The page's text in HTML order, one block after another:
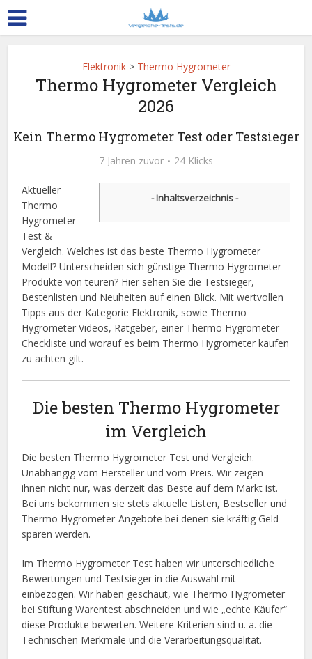
Elektronik> Thermo Hygrometer
Thermo Hygrometer Vergleich
2026
Kein Thermo Hygrometer Test oder Testsieger
7 Jahren zuvor 24 Klicks
- Inhaltsverzeichnis -
Aktueller
Thermo
Hygrometer
Test &
Vergleich. Welches ist das beste Thermo Hygrometer
Modell? Unterscheiden sich günstige Thermo Hygrometer-
Produkte von teuren? Hier sehen Sie die Testsieger,
Bestenlisten und Neuheiten auf einen Blick. Mit wertvollen
Tipps aus der Kategorie Elektronik, sowie Thermo
Hygrometer Videos, Ratgeber, einer Thermo Hygrometer
Checkliste und worauf es beim Thermo Hygrometer kaufen
zu achten gilt.
Die besten Thermo Hygrometer
im Vergleich
Die besten Thermo Hygrometer Test und Vergleich.
Unabhängig vom Hersteller und vom Preis. Wir zeigen
ihnen nicht nur, was derzeit das Beste auf dem Markt ist.
Bei uns bekommen sie stets aktuelle Listen, Bestseller und
Thermo Hygrometer-Angebote bei denen sie kräftig Geld
sparen werden.
Im Thermo Hygrometer Test haben wir unterschiedliche
Bewertungen und Testsieger in die Auswahl mit
einbezogen. Wir haben geschaut, wie Thermo Hygrometer
bei Stiftung Warentest abschneiden und wie „echte Käufer“
diese Produkte bewerten. Weitere Kriterien sind u. a. die
Technischen Merkmale und die Verarbeitungsqualität.